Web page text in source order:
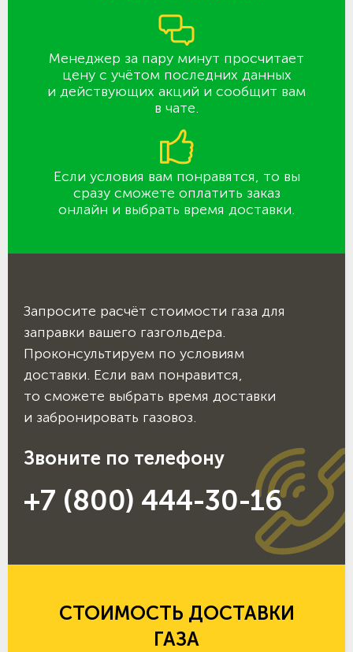
Менеджер за пару минут просчитает
цену с учётом последних данных
и действующих акций и сообщит вам
в чате.
Если условия вам понравятся, то вы
сразу сможете оплатить заказ
онлайн и выбрать время доставки.
Запросите расчёт стоимости газа для
заправки вашего газгольдера.
Проконсультируем по условиям
доставки. Если вам понравится,
то сможете выбрать время доставки
и забронировать газовоз.
Звоните по телефону
+7 (800) 444-30-16
СТОИМОСТЬ ДОСТАВКИ
ГАЗА